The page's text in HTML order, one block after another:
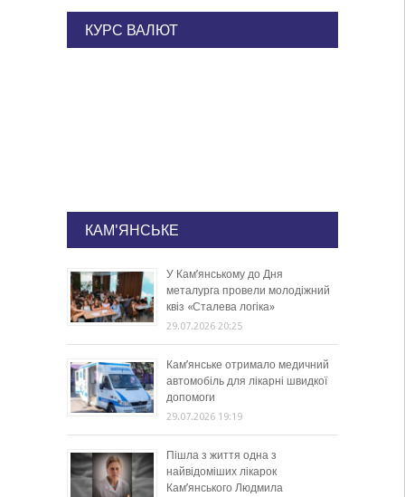
КУРС ВАЛЮТ
КАМ'ЯНСЬКЕ
У Кам’янському до Дня
металурга провели молодіжний
квіз «Сталева логіка»
29.07.2026 20:25
Кам’янське отримало медичний
автомобіль для лікарні швидкої
допомоги
29.07.2026 19:19
Пішла з життя одна з
найвідоміших лікарок
Кам’янського Людмила